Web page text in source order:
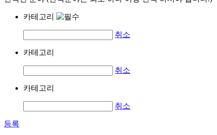
카테고리
취소
카테고리
취소
카테고리
취소
등록